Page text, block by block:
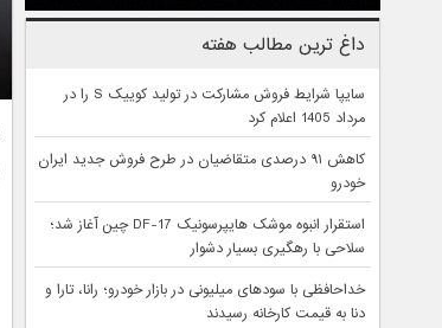
داغ ترین مطالب هفته
سایپا شرایط فروش مشارکت در تولید کوییک S را در
مرداد 1405 اعلام کرد
کاهش ۹۱ درصدی متقاضیان در طرح فروش جدید ایران
خودرو
استقرار انبوه موشک هایپرسونیک DF-17 چین آغاز شد؛
سلاحی با رهگیری بسیار دشوار
خداحافظی با سودهای میلیونی در بازار خودرو؛ رانا، تارا و
دنا به قیمت کارخانه رسیدند